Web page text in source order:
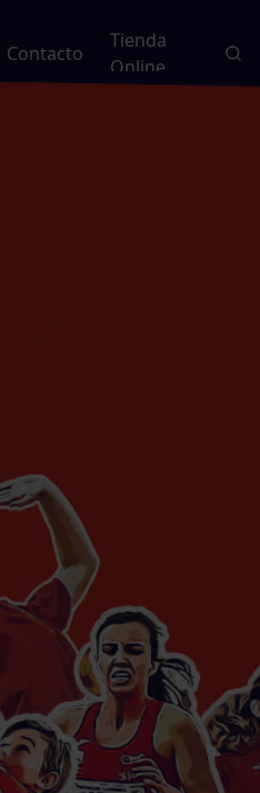
Contacto
Tienda
Online